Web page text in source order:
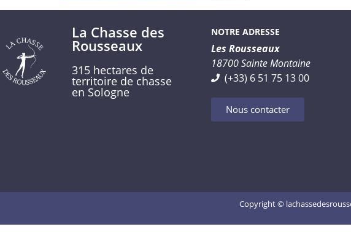
La Chasse des
Rousseaux
315 hectares de
territoire de chasse
en Sologne
NOTRE ADRESSE
Les Rousseaux
18700 Sainte Montaine
(+33) 6 51 75 13 00
Nous contacter
Copyright ©